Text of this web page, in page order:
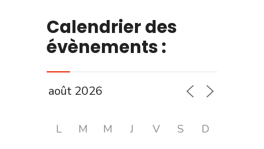
Calendrier des
évènements :
L M M J V S D